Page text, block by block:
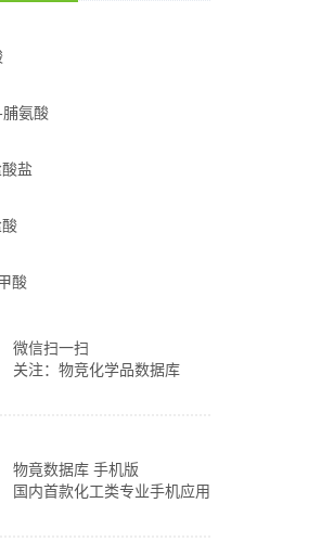
氨酸
盐
酸
微信扫一扫
关注：物竞化学品数据库
物竟数据库 手机版
国内首款化工类专业手机应用